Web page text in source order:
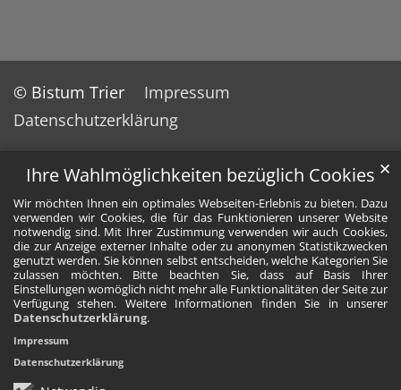
Ihre Wahlmöglichkeiten bezüglich Cookies
Wir möchten Ihnen ein optimales Webseiten-Erlebnis zu bieten. Dazu
verwenden wir Cookies, die für das Funktionieren unserer Website
notwendig sind. Mit Ihrer Zustimmung verwenden wir auch Cookies,
die zur Anzeige externer Inhalte oder zu anonymen Statistikzwecken
genutzt werden. Sie können selbst entscheiden, welche Kategorien Sie
zulassen möchten. Bitte beachten Sie, dass auf Basis Ihrer
Einstellungen womöglich nicht mehr alle Funktionalitäten der Seite zur
Verfügung stehen. Weitere Informationen finden Sie in unserer
Datenschutzerklärung.
✕
Impressum
Datenschutzerklärung
© Bistum Trier
Impressum
Datenschutzerklärung